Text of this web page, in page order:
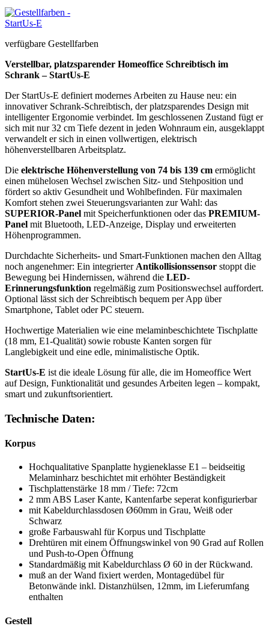
verfügbare Gestellfarben
Verstellbar, platzsparender Homeoffice Schreibtisch im
Schrank – StartUs-E
Der StartUs-E definiert modernes Arbeiten zu Hause neu: ein
innovativer Schrank-Schreibtisch, der platzsparendes Design mit
intelligenter Ergonomie verbindet. Im geschlossenen Zustand fügt er
sich mit nur 32 cm Tiefe dezent in jeden Wohnraum ein, ausgeklappt
verwandelt er sich in einen vollwertigen, elektrisch
höhenverstellbaren Arbeitsplatz.
Die elektrische Höhenverstellung von 74 bis 139 cm ermöglicht
einen mühelosen Wechsel zwischen Sitz- und Stehposition und
fördert so aktiv Gesundheit und Wohlbefinden. Für maximalen
Komfort stehen zwei Steuerungsvarianten zur Wahl: das
SUPERIOR-Panel mit Speicherfunktionen oder das PREMIUM-
Panel mit Bluetooth, LED-Anzeige, Display und erweiterten
Höhenprogrammen.
Durchdachte Sicherheits- und Smart-Funktionen machen den Alltag
noch angenehmer: Ein integrierter Antikollisionssensor stoppt die
Bewegung bei Hindernissen, während die LED-
Erinnerungsfunktion regelmäßig zum Positionswechsel auffordert.
Optional lässt sich der Schreibtisch bequem per App über
Smartphone, Tablet oder PC steuern.
Hochwertige Materialien wie eine melaminbeschichtete Tischplatte
(18 mm, E1-Qualität) sowie robuste Kanten sorgen für
Langlebigkeit und eine edle, minimalistische Optik.
StartUs-E ist die ideale Lösung für alle, die im Homeoffice Wert
auf Design, Funktionalität und gesundes Arbeiten legen – kompakt,
smart und zukunftsorientiert.
Technische Daten:
Korpus
Hochqualitative Spanplatte hygieneklasse E1 – beidseitig
Melaminharz beschichtet mit erhöhter Beständigkeit
Tischplattenstärke 18 mm / Tiefe: 72cm
2 mm ABS Laser Kante, Kantenfarbe seperat konfigurierbar
mit Kabeldurchlassdosen Ø60mm in Grau, Weiß oder
Schwarz
große Farbauswahl für Korpus und Tischplatte
Drehtüren mit einem Öffnungswinkel von 90 Grad auf Rollen
und Push-to-Open Öffnung
Standardmäßig mit Kabeldurchlass Ø 60 in der Rückwand.
muß an der Wand fixiert werden, Montagedübel für
Betonwände inkl. Distanzhülsen, 12mm, im Lieferumfang
enthalten
Gestell